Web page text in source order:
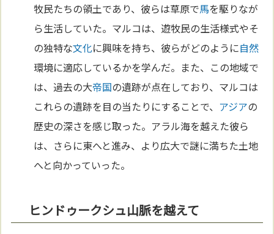
牧民たちの領土であり、彼らは草原で馬を駆りなが
ら生活していた。マルコは、遊牧民の生活様式やそ
の独特な文化に興味を持ち、彼らがどのように自然
環境に適応しているかを学んだ。また、この地域で
は、過去の大帝国の遺跡が点在しており、マルコは
これらの遺跡を目の当たりにすることで、 アジアの
歴史の深さを感じ取った。アラル海を越えた彼ら
は、さらに東へと進み、より広大で謎に満ちた土地
へと向かっていった。
ヒンドゥークシュ山脈を越えて